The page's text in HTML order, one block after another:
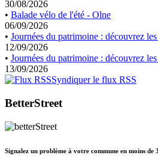
30/08/2026
• Balade vélo de l'été - Olne
06/09/2026
• Journées du patrimoine : découvrez
12/09/2026
• Journées du patrimoine : découvrez
13/09/2026
Syndiquer le flux RSS
BetterStreet
Signalez un problème à votre commune en moins de